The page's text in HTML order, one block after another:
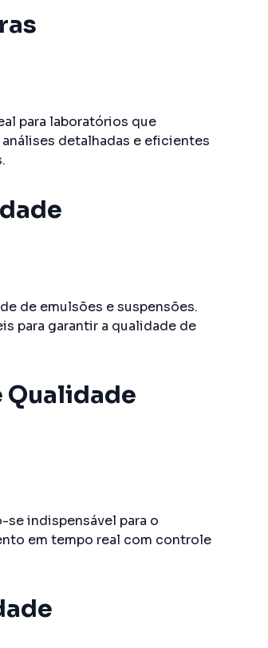
para laboratórios que
detalhadas e eficientes
de emulsões e suspensões.
para garantir a qualidade de
Qualidade
indispensável para o
em tempo real com controle